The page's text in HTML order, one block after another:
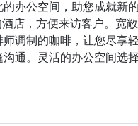
办公空间，助您成就新
店，方便来访客户。宽
调制的咖啡，让您尽享
通。灵活的办公空间选